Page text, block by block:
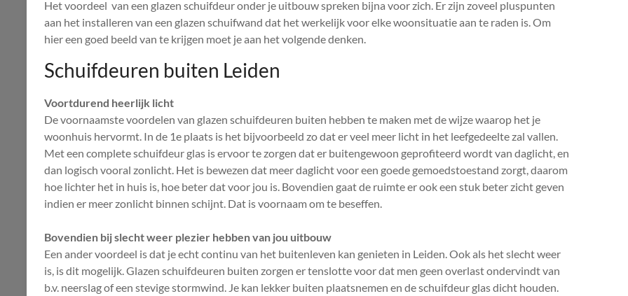
Het voordeel van een glazen schuifdeur onder je uitbouw spreken bijna voor zich. Er zijn zoveel pluspunten
aan het installeren van een glazen schuifwand dat het werkelijk voor elke woonsituatie aan te raden is. Om
hier een goed beeld van te krijgen moet je aan het volgende denken.
Schuifdeuren buiten Leiden
Voortdurend heerlijk licht
De voornaamste voordelen van glazen schuifdeuren buiten hebben te maken met de wijze waarop het je
woonhuis hervormt. In de 1e plaats is het bijvoorbeeld zo dat er veel meer licht in het leefgedeelte zal vallen.
Met een complete schuifdeur glas is ervoor te zorgen dat er buitengewoon geprofiteerd wordt van daglicht, en
dan logisch vooral zonlicht. Het is bewezen dat meer daglicht voor een goede gemoedstoestand zorgt, daarom
hoe lichter het in huis is, hoe beter dat voor jou is. Bovendien gaat de ruimte er ook een stuk beter zicht geven
indien er meer zonlicht binnen schijnt. Dat is voornaam om te beseffen.
Bovendien bij slecht weer plezier hebben van jou uitbouw
Een ander voordeel is dat je echt continu van het buitenleven kan genieten in Leiden. Ook als het slecht weer
is, is dit mogelijk. Glazen schuifdeuren buiten zorgen er tenslotte voor dat men geen overlast ondervindt van
b.v. neerslag of een stevige stormwind. Je kan lekker buiten plaatsnemen en de schuifdeur glas dicht houden.